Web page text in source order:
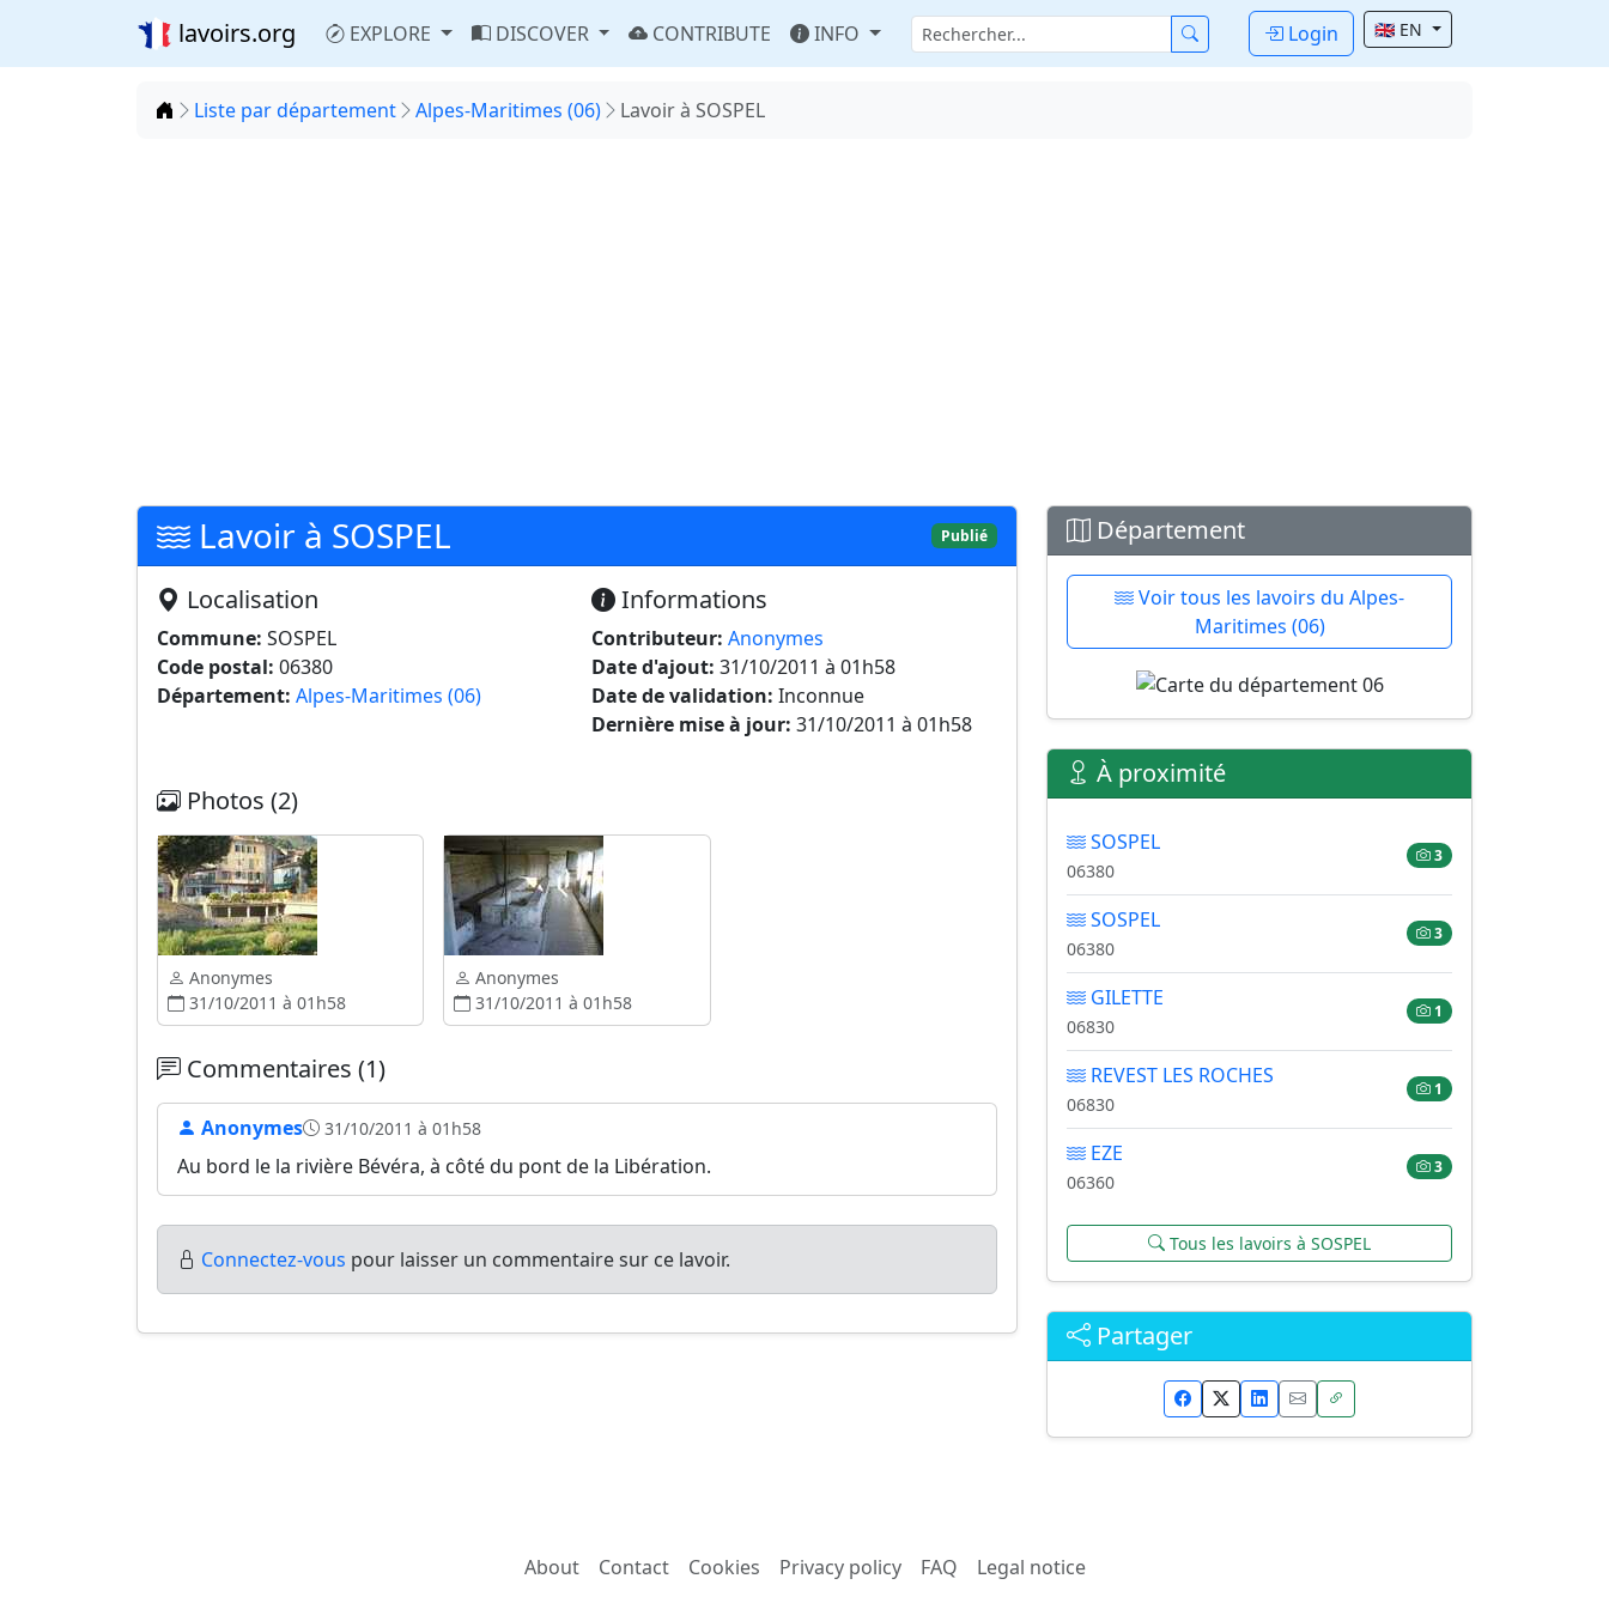
lavoirs.org EXPLORE DISCOVER CONTRIBUTE INFO Login 🇬🇧 EN
Accueil
Liste par département Alpes-Maritimes (06) Lavoir à SOSPEL
Lavoir à SOSPEL Publié
Localisation
Commune: SOSPEL
Code postal: 06380
Département: Alpes-Maritimes (06)
Informations
Contributeur: Anonymes
Date d'ajout: 31/10/2011 à 01h58
Date de validation: Inconnue
Dernière mise à jour: 31/10/2011 à 01h58
Photos (2)
Anonymes
31/10/2011 à 01h58
Anonymes
31/10/2011 à 01h58
Commentaires (1)
Anonymes 31/10/2011 à 01h58
Au bord le la rivière Bévéra, à côté du pont de la Libération.
Connectez-vous pour laisser un commentaire sur ce lavoir.
Département
Voir tous les lavoirs du Alpes-
Maritimes (06)
À proximité
SOSPEL
06380
3
SOSPEL
06380
3
GILETTE
06830
1
REVEST LES ROCHES
06830
1
EZE
06360
3
Tous les lavoirs à SOSPEL
Partager
About Contact Cookies Privacy policy FAQ Legal notice